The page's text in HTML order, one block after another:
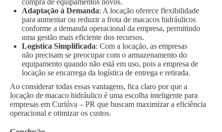
compra de equipamentos novos.
Adaptação à Demanda: A locação oferece flexibilidade
para aumentar ou reduzir a frota de macacos hidráulicos
conforme a demanda operacional da empresa, permitindo
uma gestão mais eficiente dos recursos.
Logística Simplificada: Com a locação, as empresas
não precisam se preocupar com o armazenamento do
equipamento quando não está em uso, pois a empresa de
locação se encarrega da logística de entrega e retirada.
Ao considerar todas essas vantagens, fica claro por que a
locação de macaco hidráulico é uma escolha inteligente para
empresas em Curiúva – PR que buscam maximizar a eficiência
operacional e otimizar os custos.